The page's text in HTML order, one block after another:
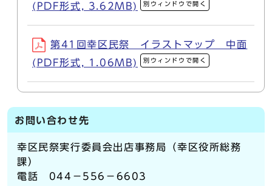
(PDF形式, 3.62MB)
別ウィンドウで開く
第41回幸区民祭 イラストマップ 中面
(PDF形式, 1.06MB)
別ウィンドウで開く
お問い合わせ先
幸区民祭実行委員会出店事務局（幸区役所総務
課）
電話 044－556－6603